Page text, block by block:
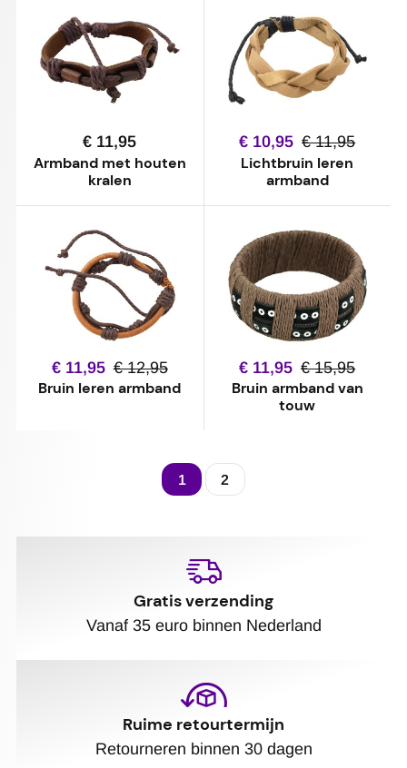
Armband met houten
kralen
€ 11,95
Lichtbruin leren
armband
€ 10,95 € 11,95
Bruin leren armband
€ 11,95 € 12,95
Bruin armband van
touw
€ 11,95 € 15,95
1 2
Gratis verzending
Vanaf 35 euro binnen Nederland
Ruime retourtermijn
Retourneren binnen 30 dagen